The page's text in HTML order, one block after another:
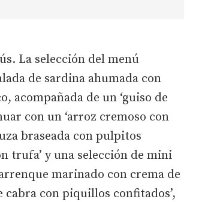
La selección del menú
de sardina ahumada con
acompañada de un ‘guiso de
con un ‘arroz cremoso con
braseada con pulpitos
trufa’ y una selección de mini
marinado con crema de
cabra con piquillos confitados’,